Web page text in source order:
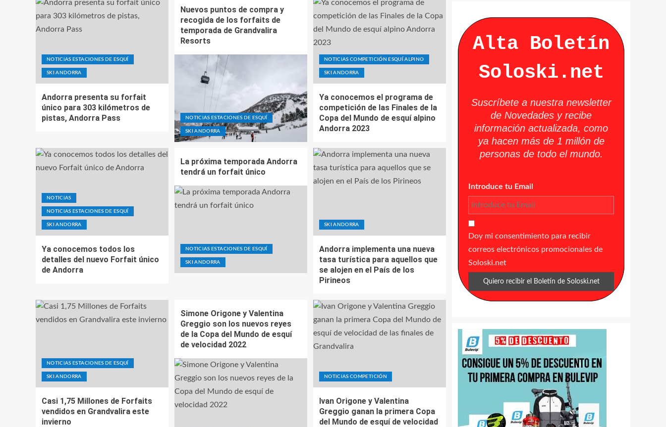
NOTICIAS ESTACIONES DE ESQUÍ
SKI ANDORRA
Andorra presenta su forfait
único para 303 kilómetros de
pistas, Andorra Pass
NOTICIAS ESTACIONES DE ESQUÍ
SKI ANDORRA
Nuevos puntos de compra y
recogida de los forfaits de
temporada de Grandvalira
Resorts
NOTICIAS COMPETICIÓN ESQUÍ ALPINO
SKI ANDORRA
Ya conocemos el programa de
competición de las Finales de la
Copa del Mundo de esquí alpino
Andorra 2023
NOTICIAS
NOTICIAS ESTACIONES DE ESQUÍ
SKI ANDORRA
Ya conocemos todos los
detalles del nuevo Forfait único
de Andorra
NOTICIAS ESTACIONES DE ESQUÍ
SKI ANDORRA
La próxima temporada Andorra
tendrá un forfait único
SKI ANDORRA
Andorra implementa una nueva
tasa turística para aquellos que
se alojen en el País de los
Pirineos
NOTICIAS ESTACIONES DE ESQUÍ
SKI ANDORRA
Casi 1,75 Millones de Forfaits
vendidos en Grandvalira este
invierno
Simone Origone y Valentina
Greggio son los nuevos reyes
de la Copa del Mundo de esquí
de velocidad 2022
NOTICIAS COMPETICIÓN
Ivan Origone y Valentina
Greggio ganan la primera Copa
del Mundo de esquí de velocidad
Alta Boletín
Soloski.net
Suscríbete a nuestra newsletter
de Novedades y recibe
información actualizada, como
ya hacen más de 1 millón de
personas de todo el mundo.
Introduce tu Email
Doy mi consentimiento para recibir
correos electrónicos promocionales de
Soloski.net